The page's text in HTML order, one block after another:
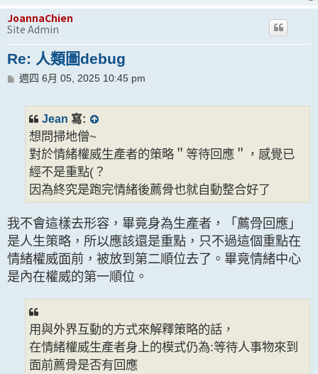
JoannaChien
Site Admin
Re: 人類圖debug
文
週四 6月 05, 2025 10:45 pm
Jean 寫:
想問掃地僧~
對於情緒權威生產者的策略＂等待回應＂，感覺已
經不是重點(？
因為終究是跑完情緒後薦骨也就自動整合好了
我不會這樣去形容，畢竟身為生產者，「薦骨回應」
是人生策略，所以應該還是重點，只不過這個重點在
情緒權威面前，被放到第二順位去了。畢竟情緒中心
是內在權威的第一順位。
用與外界互動的方式來解釋策略的話，
在情緒權威生產者身上的模式仍為:等待人事物來到
面前薦骨是否有回應